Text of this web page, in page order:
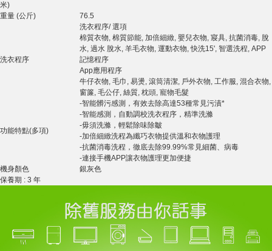
米)
重量 (公斤) 76.5
洗衣程序
洗衣程序/ 選項
棉質衣物, 棉質節能, 加倍細緻, 嬰兒衣物, 寢具, 抗菌消毒, 脫
水, 過水 脫水, 羊毛衣物, 運動衣物, 快洗15', 智選洗程, APP
記憶程序
App應用程序
牛仔衣物, 毛巾, 易燙, 滾筒清潔, 戶外衣物, 工作服, 混合衣物,
窗簾, 毛公仔, 絲質, 枕頭, 寵物毛髮
功能特點(多項)
-智能髒污感測，有效去除高達53種常見污漬*
-智能感測，自動調校洗衣程序，精準洗滌
-毋須洗滌，輕鬆除味除皺
-加倍細緻洗程為纖巧衣物提供溫和衣物護理
-抗菌消毒洗程，徹底去除99.99%常見細菌、病毒
-連接手機APP讓衣物護理更加便捷
機身顏色
銀灰色
保養期 : 3 年